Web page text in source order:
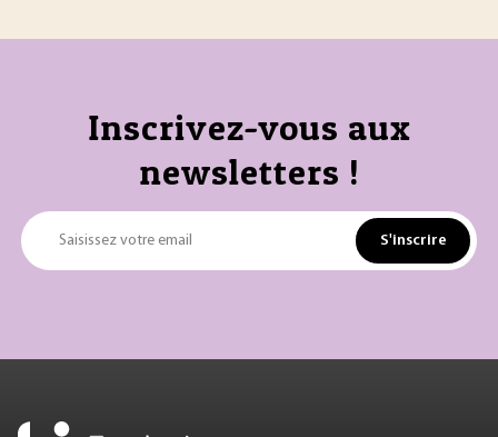
Inscrivez-vous aux
newsletters !
Saisissez votre email S'inscrire